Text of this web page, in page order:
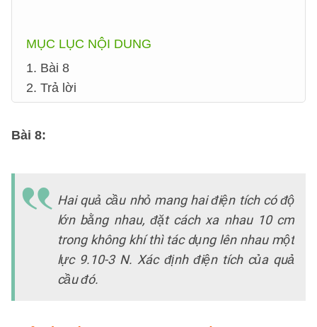
MỤC LỤC NỘI DUNG
1. Bài 8
2. Trả lời
Bài 8:
Hai quả cầu nhỏ mang hai điện tích có độ
lớn bằng nhau, đặt cách xa nhau 10 cm
trong không khí thì tác dụng lên nhau một
lực 9.10-3 N. Xác định điện tích của quả
cầu đó.